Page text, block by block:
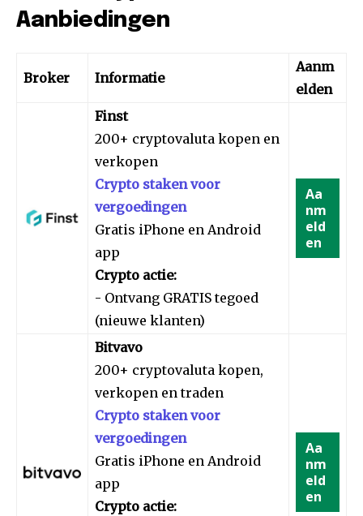
Aanbiedingen
Broker Informatie
Aanm
elden
Finst
200+ cryptovaluta kopen en
verkopen
Crypto staken voor
vergoedingen
Gratis iPhone en Android
app
Crypto actie:
- Ontvang GRATIS tegoed
(nieuwe klanten)
Aa
nm
eld
en
Bitvavo
200+ cryptovaluta kopen,
verkopen en traden
Crypto staken voor
vergoedingen
Gratis iPhone en Android
app
Crypto actie:
Aa
nm
eld
en